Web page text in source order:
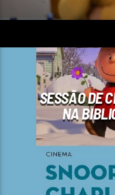
SESSÃO DE
NA